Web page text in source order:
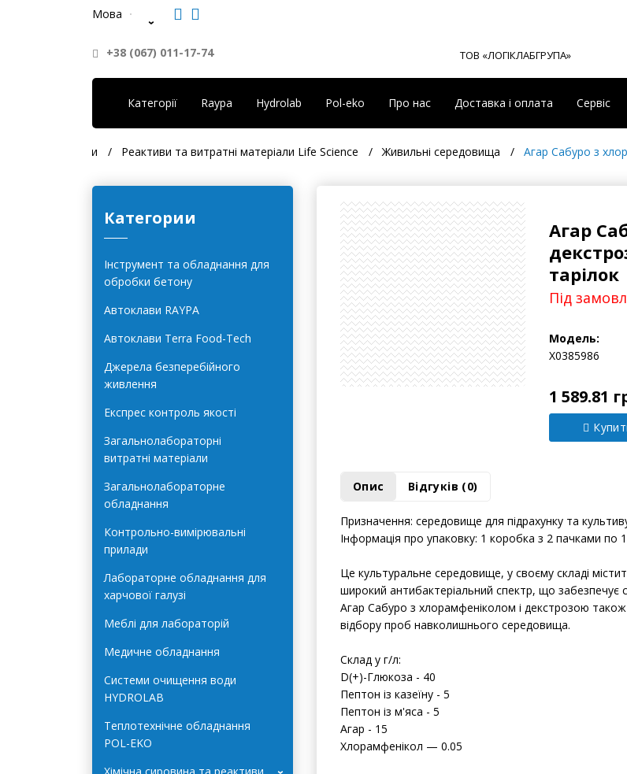
Мова
ТОВ «ЛОГІКЛАБГРУПА»
та реактиви Реактиви та витратні матеріали Life Science
Категории
Інструмент та обладнання для
Автоклави Terra Food-Tech
Джерела безперебійного
живлення
Експрес контроль якості
Загальнолабораторні
витратні матеріали
Загальнолабораторне
обладнання
Контрольно-вимірювальні
прилади
Лабораторне обладнання для
харчової галузі
Меблі для лабораторій
Медичне обладнання
Системи очищення води
HYDROLAB
Теплотехнічне обладнання
Агар
тарілок
Під
Х0385986
1 589.81
Опис Відгуків (0)
Інформація про упаковку: 1 коробка з 2 пачками по
Це культуральне середовище, у своєму складі
широкий антибактеріальний спектр, що забезпечує
відбору проб навколишнього середовища.
Склад у г/л:
D(+)-Глюкоза - 40
Пептон із казеїну - 5
Пептон із м'яса - 5